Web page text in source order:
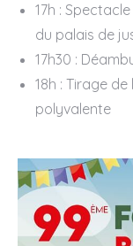
17h :
du palais de
17h30 :
18h : Tirage
polyvalente